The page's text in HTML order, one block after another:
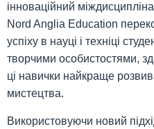
інноваційний
Nord Anglia Education
успіху в науці і техніці
творчими особистостями,
ці навички найкраще
мистецтва.
Використовуючи новий